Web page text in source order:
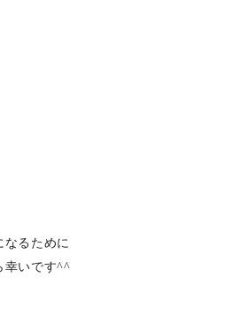
なるために
幸いです^^